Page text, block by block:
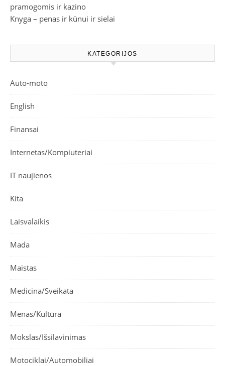
pramogomis ir kazino
Knyga – penas ir kūnui ir sielai
KATEGORIJOS
Auto-moto
English
Finansai
Internetas/Kompiuteriai
IT naujienos
Kita
Laisvalaikis
Mada
Maistas
Medicina/Sveikata
Menas/Kultūra
Mokslas/Išsilavinimas
Motociklai/Automobiliai